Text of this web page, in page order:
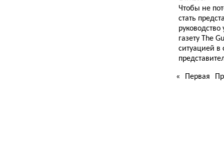
Чтобы не
стать
газету The
ситуацией в
« Первая